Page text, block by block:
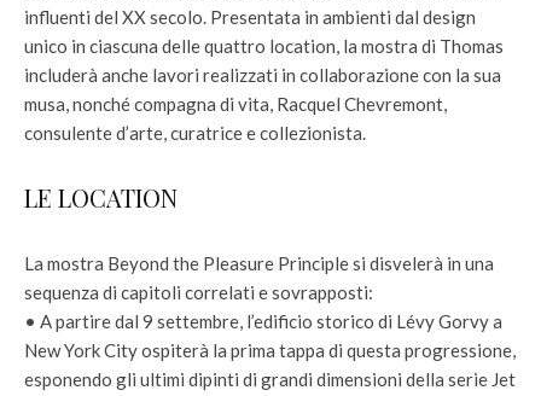
influenti del XX secolo. Presentata in ambienti dal design
unico in ciascuna delle quattro location, la mostra di Thomas
includerà anche lavori realizzati in collaborazione con la sua
musa, nonché compagna di vita, Racquel Chevremont,
consulente d’arte, curatrice e collezionista.
LE LOCATION
La mostra Beyond the Pleasure Principle si disvelerà in una
sequenza di capitoli correlati e sovrapposti:
• A partire dal 9 settembre, l’edificio storico di Lévy Gorvy a
New York City ospiterà la prima tappa di questa progressione,
esponendo gli ultimi dipinti di grandi dimensioni della serie Jet